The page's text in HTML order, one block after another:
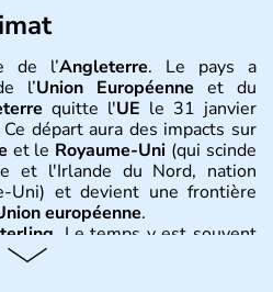
de l’Angleterre. Le pays a
l’Union Européenne et du
quitte l'UE le 31 janvier
départ aura des impacts sur
et le Royaume-Uni (qui scinde
et l'Irlande du Nord, nation
Uni) et devient une frontière
européenne.
. Le temps y est souvent
précipitations : il s’agit d’un